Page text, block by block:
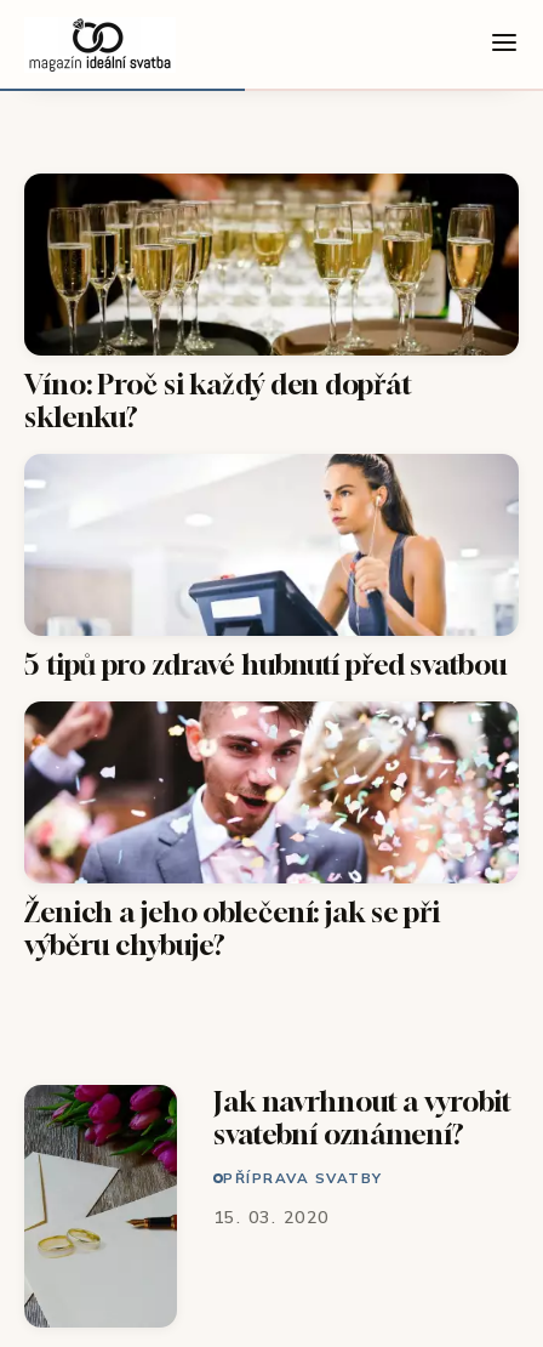
Víno: Proč si každý den dopřát
sklenku?
5 tipů pro zdravé hubnutí před svatbou
Ženich a jeho oblečení: jak se při
výběru chybuje?
Jak navrhnout a vyrobit
svatební oznámení?
PŘÍPRAVA SVATBY
15. 03. 2020